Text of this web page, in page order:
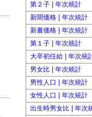
第２子 | 年次統計
新聞価格 | 年次統計
新書価格 | 年次統計
第１子 | 年次統計
大卒初任給 | 年次統
男女比 | 年次統計
男性人口 | 年次統計
女性人口 | 年次統計
出生時男女比 | 年次